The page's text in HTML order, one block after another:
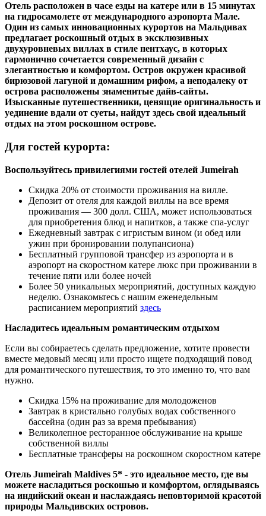
Отель расположен в часе езды на катере или в 15 минутах
на гидросамолете от международного аэропорта Мале.
Один из самых инновационных курортов на Мальдивах
предлагает роскошный отдых в эксклюзивных
двухуровневых виллах в стиле пентхаус, в которых
гармонично сочетается современный дизайн с
элегантностью и комфортом. Остров окружен красивой
бирюзовой лагуной и домашним рифом, а неподалеку от
острова расположены знаменитые дайв-сайты.
Изысканные путешественники, ценящие оригинальность и
уединение вдали от суеты, найдут здесь свой идеальный
отдых на этом роскошном острове.
Для гостей курорта:
Воспользуйтесь привилегиями гостей отелей Jumeirah
Скидка 20% от стоимости проживания на вилле.
Депозит от отеля для каждой виллы на все время
проживания — 300 долл. США, может использоваться
для приобретения блюд и напитков, а также спа-услуг
Ежедневный завтрак с игристым вином (и обед или
ужин при бронировании полупансиона)
Бесплатный групповой трансфер из аэропорта и в
аэропорт на скоростном катере люкс при проживании в
течение пяти или более ночей
Более 50 уникальных мероприятий, доступных каждую
неделю. Ознакомьтесь с нашим еженедельным
расписанием мероприятий здесь
Насладитесь идеальным романтическим отдыхом
Если вы собираетесь сделать предложение, хотите провести
вместе медовый месяц или просто ищете подходящий повод
для романтического путешествия, то это именно то, что вам
нужно.
Скидка 15% на проживание для молодоженов
Завтрак в кристально голубых водах собственного
бассейна (один раз за время пребывания)
Великолепное ресторанное обслуживание на крыше
собственной виллы
Бесплатные трансферы на роскошном скоростном катере
Отель Jumeirah Maldives 5* - это идеальное место, где вы
можете насладиться роскошью и комфортом, оглядываясь
на индийский океан и наслаждаясь неповторимой красотой
природы Мальдивских островов.